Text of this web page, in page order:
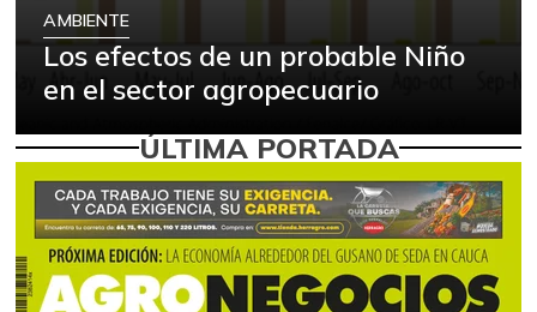
AMBIENTE
Los efectos de un probable Niño
en el sector agropecuario
ÚLTIMA PORTADA